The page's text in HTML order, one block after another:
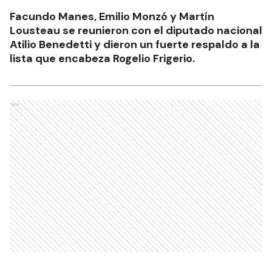
Facundo Manes, Emilio Monzó y Martín
Lousteau se reunieron con el diputado nacional
Atilio Benedetti y dieron un fuerte respaldo a la
lista que encabeza Rogelio Frigerio.
Ads